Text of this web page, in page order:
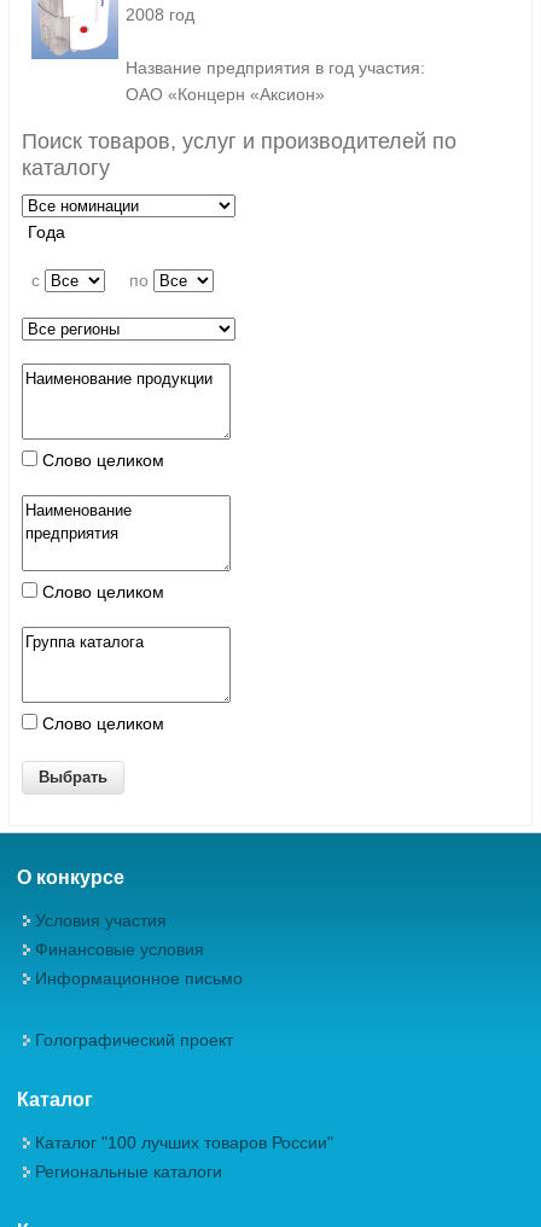
2008 год
Название предприятия в год участия:
ОАО «Концерн «Аксион»
Поиск товаров, услуг и производителей по
каталогу
Года
c по
Слово целиком
Слово целиком
Слово целиком
О конкурсе
Условия участия
Финансовые условия
Информационное письмо
Голографический проект
Каталог
Каталог "100 лучших товаров России"
Региональные каталоги